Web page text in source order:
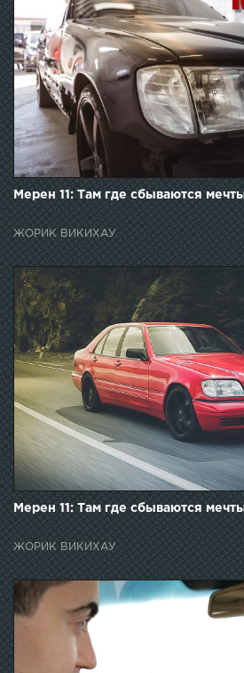
Мерен 11: Там где сбываются
ЖОРИК ВИКИХАУ
Мерен 11: Там где сбываются
ЖОРИК ВИКИХАУ